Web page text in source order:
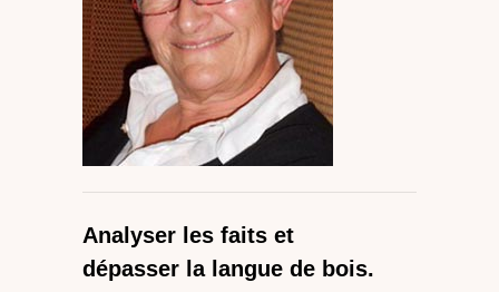
Analyser les faits et
dépasser la langue de bois.